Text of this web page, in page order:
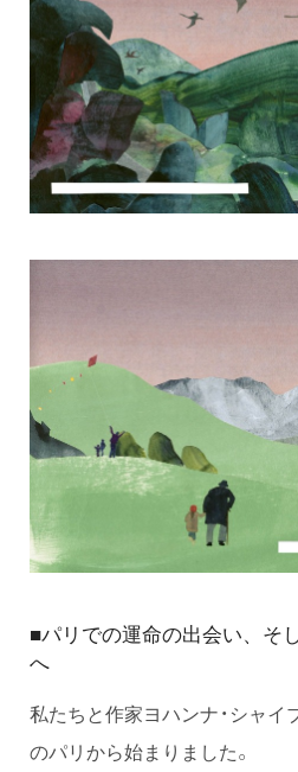
■パリでの運命の出会い、そ
へ
私たちと作家ヨハンナ・シャイ
のパリから始まりました。